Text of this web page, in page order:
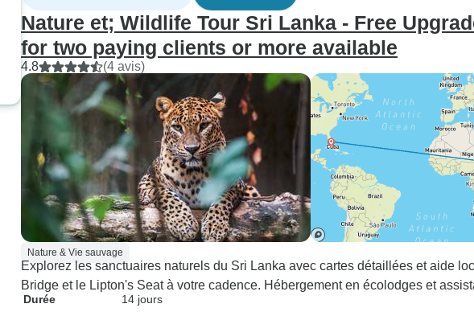
Nature et; Wildlife Tour Sri Lanka - Free
for two paying clients or more available
4.8 (4 avis)
Nature & Vie sauvage
Explorez les sanctuaires naturels du Sri Lanka avec cartes détaillées et aide
Bridge et le Lipton's Seat à votre cadence. Hébergement en écolodges et
Durée
14 jours